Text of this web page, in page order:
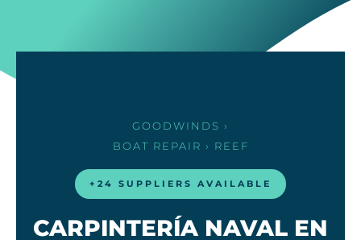
GOODWINDS ›
BOAT REPAIR › REEF
+24 SUPPLIERS AVAILABLE
CARPINTERÍA NAVAL EN